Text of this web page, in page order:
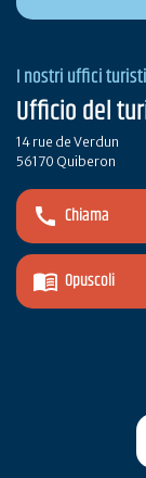
I nostri uffici
Ufficio del
14 rue de Verdun
56170 Quiberon
Chiama
Opuscoli